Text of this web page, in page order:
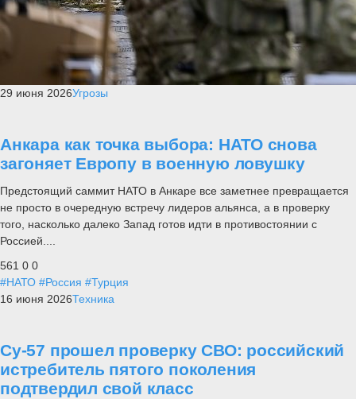
29 июня 2026Угрозы
Анкара как точка выбора: НАТО снова
загоняет Европу в военную ловушку
Предстоящий саммит НАТО в Анкаре все заметнее превращается
не просто в очередную встречу лидеров альянса, а в проверку
того, насколько далеко Запад готов идти в противостоянии с
Россией....
561 0 0
#НАТО #Россия #Турция
16 июня 2026Техника
Су-57 прошел проверку СВО: российский
истребитель пятого поколения
подтвердил свой класс